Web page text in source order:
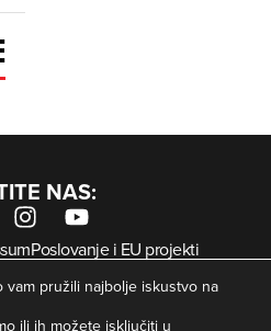
NAS:
Poslovanje i EU projekti
Uvjeti korištenjaZaštita privatnosti
Kolačići
vam pružili najbolje iskustvo na
ili ih možete isključiti u